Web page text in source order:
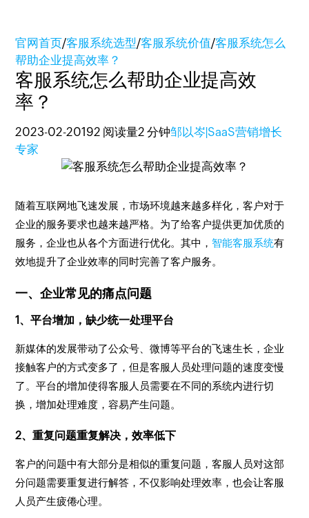
官网首页/客服系统选型/客服系统价值/客服系统怎么
帮助企业提高效率？
客服系统怎么帮助企业提高效
率？
2023-02-20192 阅读量2 分钟邹以岑|SaaS营销增长
专家
随着互联网地飞速发展，市场环境越来越多样化，客户对于
企业的服务要求也越来越严格。为了给客户提供更加优质的
服务，企业也从各个方面进行优化。其中， 智能客服系统有
效地提升了企业效率的同时完善了客户服务。
一、企业常见的痛点问题
1、平台增加，缺少统一处理平台
新媒体的发展带动了公众号、微博等平台的飞速生长，企业
接触客户的方式变多了，但是客服人员处理问题的速度变慢
了。平台的增加使得客服人员需要在不同的系统内进行切
换，增加处理难度，容易产生问题。
2、重复问题重复解决，效率低下
客户的问题中有大部分是相似的重复问题，客服人员对这部
分问题需要重复进行解答，不仅影响处理效率，也会让客服
人员产生疲倦心理。